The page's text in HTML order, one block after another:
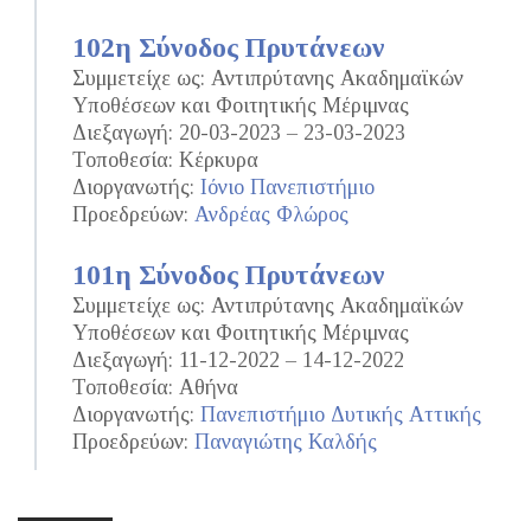
102η Σύνοδος Πρυτάνεων
Συμμετείχε ως: Αντιπρύτανης Ακαδημαϊκών
Υποθέσεων και Φοιτητικής Μέριμνας
Διεξαγωγή: 20-03-2023 – 23-03-2023
Τοποθεσία: Κέρκυρα
Διοργανωτής: Ιόνιο Πανεπιστήμιο
Προεδρεύων: Ανδρέας Φλώρος
101η Σύνοδος Πρυτάνεων
Συμμετείχε ως: Αντιπρύτανης Ακαδημαϊκών
Υποθέσεων και Φοιτητικής Μέριμνας
Διεξαγωγή: 11-12-2022 – 14-12-2022
Τοποθεσία: Αθήνα
Διοργανωτής: Πανεπιστήμιο Δυτικής Αττικής
Προεδρεύων: Παναγιώτης Καλδής